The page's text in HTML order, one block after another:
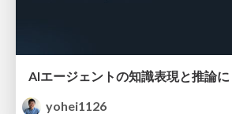
yohei1126